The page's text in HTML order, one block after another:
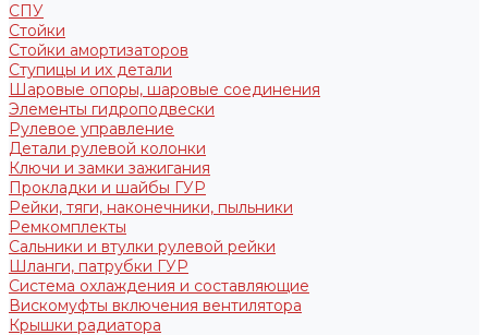
СПУ
Стойки
Стойки амортизаторов
Ступицы и их детали
Шаровые опоры, шаровые соединения
Элементы гидроподвески
Рулевое управление
Детали рулевой колонки
Ключи и замки зажигания
Прокладки и шайбы ГУР
Рейки, тяги, наконечники, пыльники
Ремкомплекты
Сальники и втулки рулевой рейки
Шланги, патрубки ГУР
Система охлаждения и составляющие
Вискомуфты включения вентилятора
Крышки радиатора